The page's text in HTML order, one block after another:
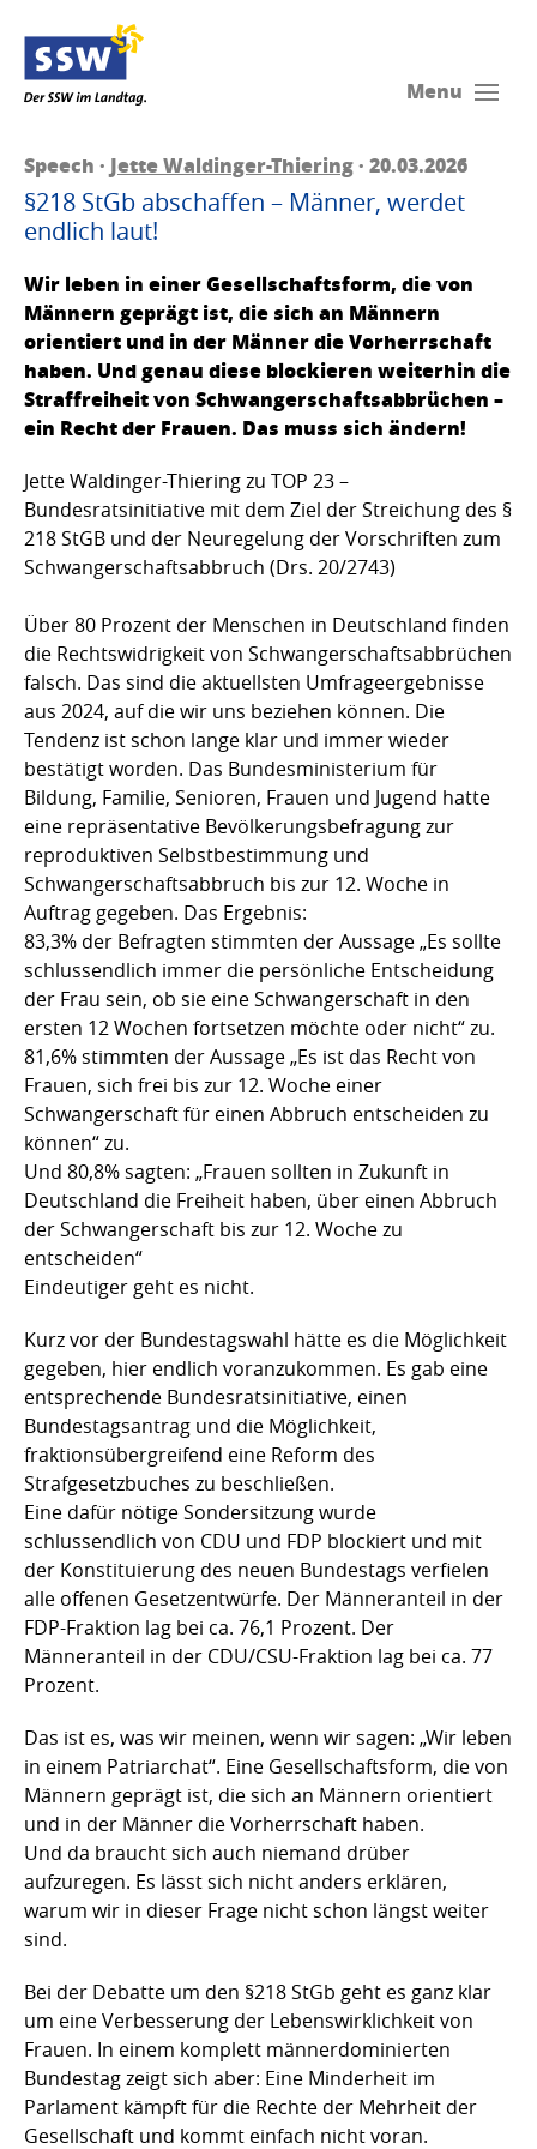
Menu
Speech · Jette Waldinger-Thiering· 20.03.2026
§218 StGb abschaffen – Männer, werdet
endlich laut!
Wir leben in einer Gesellschaftsform, die von
Männern geprägt ist, die sich an Männern
orientiert und in der Männer die Vorherrschaft
haben. Und genau diese blockieren weiterhin die
Straffreiheit von Schwangerschaftsabbrüchen –
ein Recht der Frauen. Das muss sich ändern!
Jette Waldinger-Thiering zu TOP 23 –
Bundesratsinitiative mit dem Ziel der Streichung des §
218 StGB und der Neuregelung der Vorschriften zum
Schwangerschaftsabbruch (Drs. 20/2743)
Über 80 Prozent der Menschen in Deutschland finden
die Rechtswidrigkeit von Schwangerschaftsabbrüchen
falsch. Das sind die aktuellsten Umfrageergebnisse
aus 2024, auf die wir uns beziehen können. Die
Tendenz ist schon lange klar und immer wieder
bestätigt worden. Das Bundesministerium für
Bildung, Familie, Senioren, Frauen und Jugend hatte
eine repräsentative Bevölkerungsbefragung zur
reproduktiven Selbstbestimmung und
Schwangerschaftsabbruch bis zur 12. Woche in
Auftrag gegeben. Das Ergebnis:
83,3% der Befragten stimmten der Aussage „Es sollte
schlussendlich immer die persönliche Entscheidung
der Frau sein, ob sie eine Schwangerschaft in den
ersten 12 Wochen fortsetzen möchte oder nicht“ zu.
81,6% stimmten der Aussage „Es ist das Recht von
Frauen, sich frei bis zur 12. Woche einer
Schwangerschaft für einen Abbruch entscheiden zu
können“ zu.
Und 80,8% sagten: „Frauen sollten in Zukunft in
Deutschland die Freiheit haben, über einen Abbruch
der Schwangerschaft bis zur 12. Woche zu
entscheiden“
Eindeutiger geht es nicht.
Kurz vor der Bundestagswahl hätte es die Möglichkeit
gegeben, hier endlich voranzukommen. Es gab eine
entsprechende Bundesratsinitiative, einen
Bundestagsantrag und die Möglichkeit,
fraktionsübergreifend eine Reform des
Strafgesetzbuches zu beschließen.
Eine dafür nötige Sondersitzung wurde
schlussendlich von CDU und FDP blockiert und mit
der Konstituierung des neuen Bundestags verfielen
alle offenen Gesetzentwürfe. Der Männeranteil in der
FDP-Fraktion lag bei ca. 76,1 Prozent. Der
Männeranteil in der CDU/CSU-Fraktion lag bei ca. 77
Prozent.
Das ist es, was wir meinen, wenn wir sagen: „Wir leben
in einem Patriarchat“. Eine Gesellschaftsform, die von
Männern geprägt ist, die sich an Männern orientiert
und in der Männer die Vorherrschaft haben.
Und da braucht sich auch niemand drüber
aufzuregen. Es lässt sich nicht anders erklären,
warum wir in dieser Frage nicht schon längst weiter
sind.
Bei der Debatte um den §218 StGb geht es ganz klar
um eine Verbesserung der Lebenswirklichkeit von
Frauen. In einem komplett männerdominierten
Bundestag zeigt sich aber: Eine Minderheit im
Parlament kämpft für die Rechte der Mehrheit der
Gesellschaft und kommt einfach nicht voran.